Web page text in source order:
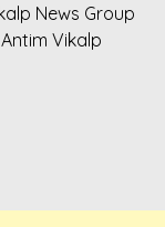
News Group
Vikalp